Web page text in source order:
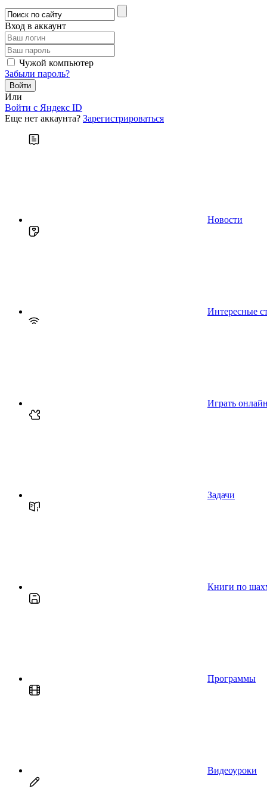
Вход в аккаунт
Чужой компьютер
Забыли пароль?
Или
Войти c Яндекс ID
Еще нет аккаунта? Зарегистрироваться
Новости
Интересные
Играть онлайн
Задачи
Книги по
Программы
Видеоуроки